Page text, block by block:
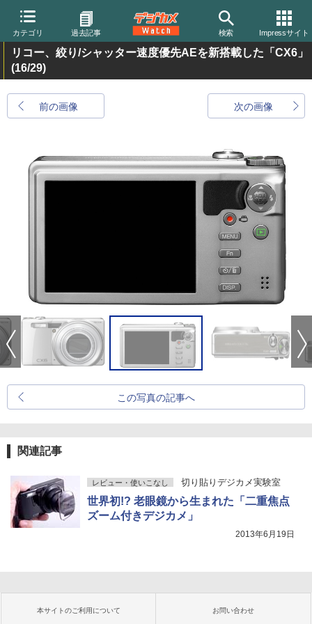
カテゴリ 過去記事 検索 Impressサイト
リコー、絞り/シャッター速度優先AEを新搭載した「CX6」
(16/29)
前の画像 次の画像
この写真の記事へ
関連記事
レビュー・使いこなし 切り貼りデジカメ実験室
世界初!? 老眼鏡から生まれた「二重焦点
ズーム付きデジカメ」
2013年6月19日
本サイトのご利用について お問い合わせ